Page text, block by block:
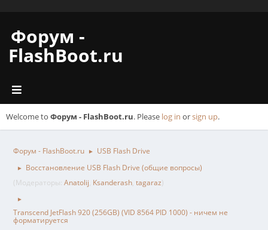
Форум -
FlashBoot.ru
Welcome to Форум - FlashBoot.ru. Please log in orsign up.
Форум - FlashBoot.ru ► USB Flash Drive
►
Восстановление USB Flash Drive (общие вопросы)
(Модераторы: Anatolij, Ksanderash, tagaraz)
►
Transcend JetFlash 920 (256GB) (VID 8564 PID 1000) - ничем не
форматируется